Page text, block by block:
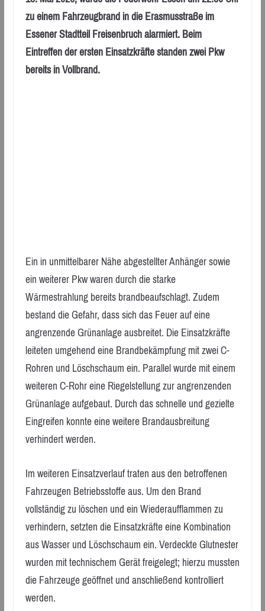
zu einem Fahrzeugbrand in die Erasmusstraße im
Essener Stadtteil Freisenbruch alarmiert. Beim
Eintreffen der ersten Einsatzkräfte standen zwei Pkw
bereits in Vollbrand.
Ein in unmittelbarer Nähe abgestellter Anhänger sowie
ein weiterer Pkw waren durch die starke
Wärmestrahlung bereits brandbeaufschlagt. Zudem
bestand die Gefahr, dass sich das Feuer auf eine
angrenzende Grünanlage ausbreitet. Die Einsatzkräfte
leiteten umgehend eine Brandbekämpfung mit zwei C-
Rohren und Löschschaum ein. Parallel wurde mit einem
weiteren C-Rohr eine Riegelstellung zur angrenzenden
Grünanlage aufgebaut. Durch das schnelle und gezielte
Eingreifen konnte eine weitere Brandausbreitung
verhindert werden.
Im weiteren Einsatzverlauf traten aus den betroffenen
Fahrzeugen Betriebsstoffe aus. Um den Brand
vollständig zu löschen und ein Wiederaufflammen zu
verhindern, setzten die Einsatzkräfte eine Kombination
aus Wasser und Löschschaum ein. Verdeckte Glutnester
wurden mit technischem Gerät freigelegt; hierzu mussten
die Fahrzeuge geöffnet und anschließend kontrolliert
werden.